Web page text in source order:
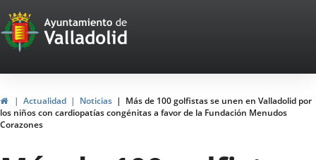
Portal
Web
del
Ayuntamiento
de
InicioActualidad Noticias
Más de 100 golfistas se unen en Valladolid por
los niños con cardiopatías congénitas a favor de la Fundación Menudos
Corazones